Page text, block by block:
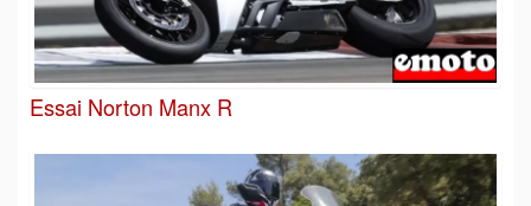
Essai Norton Manx R